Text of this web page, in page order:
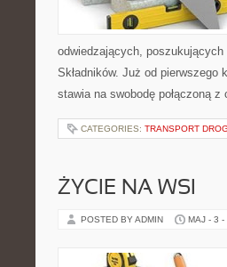
odwiedzających,
Składników. Już od
stawia na swobodę połączoną
CATEGORIES: TRANSPORT
ŻYCIE NA WSI
POSTED BY ADMIN MAJ - 3 -